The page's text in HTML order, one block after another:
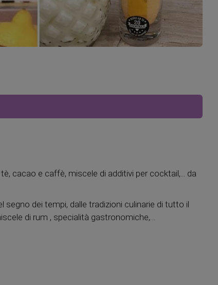
cacao e caffè, miscele di additivi per cocktail,... da
dei tempi, dalle tradizioni culinarie di tutto il
di rum , specialità gastronomiche,…